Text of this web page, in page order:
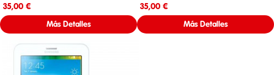
35,00 €
Más Detalles
35,00 €
Más Detalles